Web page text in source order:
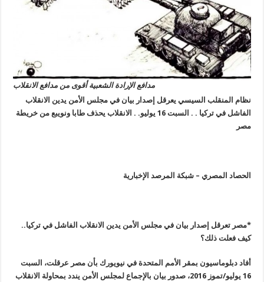
مدافع الإرادة الشعبية أقوى من مدافع الانقلاب
نظام المنقلب السيسي يعرقل إصدار بيان في مجلس الأمن يدين الانقلاب
الفاشل في تركيا . . السبت 16 يوليو. . الانقلاب يحذف طابا ونويبع من خريطة
مصر
الحصاد المصري – شبكة المرصد الإخبارية
*مصر تعرقل إصدار بيان في مجلس الأمن يدين الانقلاب الفاشل في تركيا..
كيف فعلت ذلك؟
أفاد دبلوماسيون بمقر الأمم المتحدة في نيويورك بأن مصر عرقلت، السبت
16 يوليو/تموز 2016، صدور بيان بالإجماع لمجلس الأمن يندد بمحاولة الانقلاب